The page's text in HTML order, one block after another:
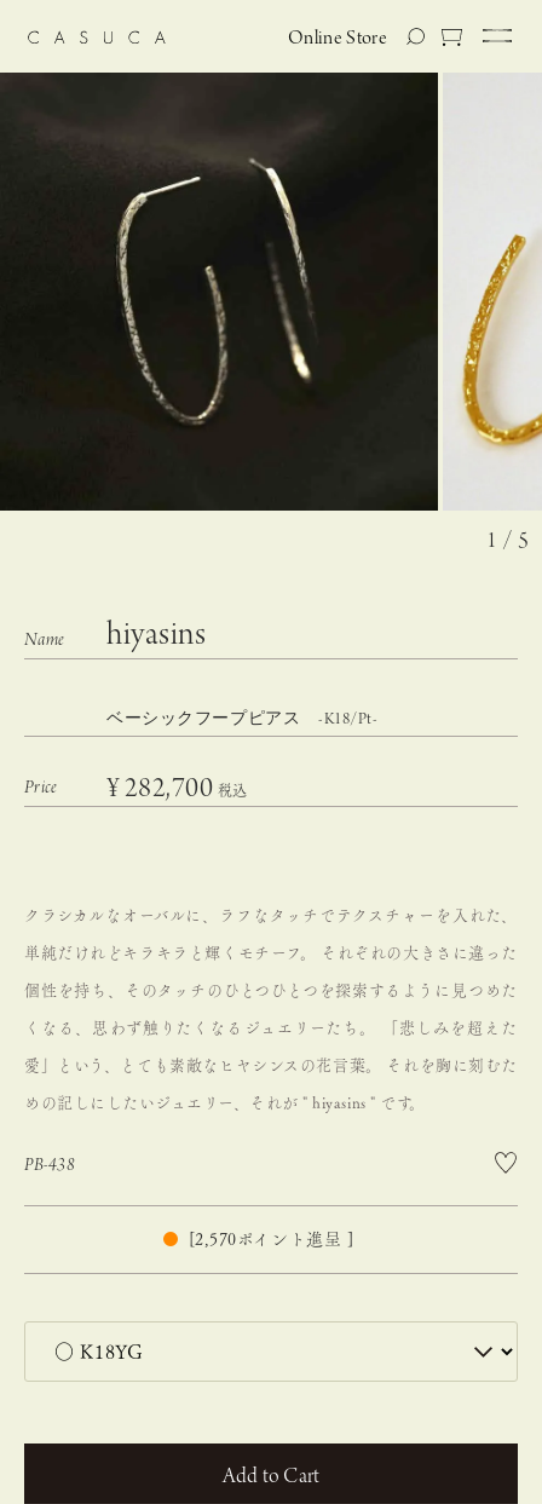
Online Store
1 / 5
hiyasins
ベーシックフープピアス -K18/Pt-
¥282,700 税込
クラシカルなオーバルに、ラフなタッチでテクスチャーを入れた、
単純だけれどキラキラと輝くモチーフ。 それぞれの大きさに違った
個性を持ち、そのタッチのひとつひとつを探索するように見つめた
くなる、思わず触りたくなるジュエリーたち。 「悲しみを超えた
愛」という、とても素敵なヒヤシンスの花言葉。 それを胸に刻むた
めの記しにしたいジュエリー、それが " hiyasins " です。
PB-438
2,570 ポイント進呈 ]
カートに入れる